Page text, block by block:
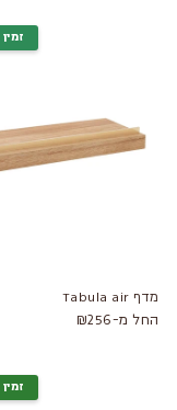
מדף Tabula air
החל מ-₪256